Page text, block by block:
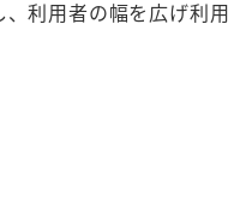
利用者の幅を広げ利用